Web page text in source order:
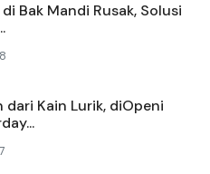
Bak Mandi Rusak, Solusi
dari Kain Lurik, diOpeni